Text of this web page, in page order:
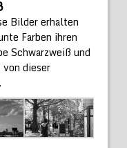
Bilder erhalten
Farben ihren
Schwarzweiß und
dieser